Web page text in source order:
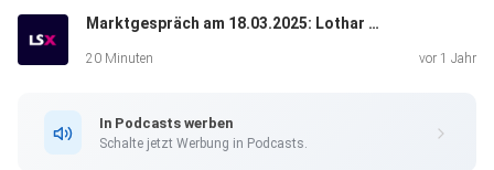
Marktgespräch am 18.03.2025: Lothar Albert & Valentin Schelbert
20 Minuten vor 1 Jahr
In Podcasts werben
Schalte jetzt Werbung in Podcasts.